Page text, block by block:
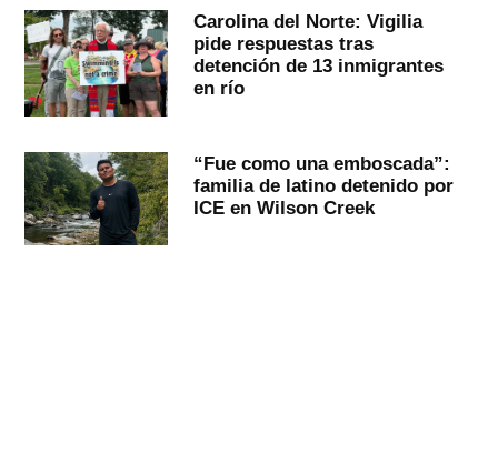
Carolina del Norte: Vigilia
pide respuestas tras
detención de 13 inmigrantes
en río
“Fue como una emboscada”:
familia de latino detenido por
ICE en Wilson Creek